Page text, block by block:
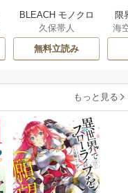
BLEACH モノクロ
版
久保帯人
無料立読み
限
た
想
海
もっと見る